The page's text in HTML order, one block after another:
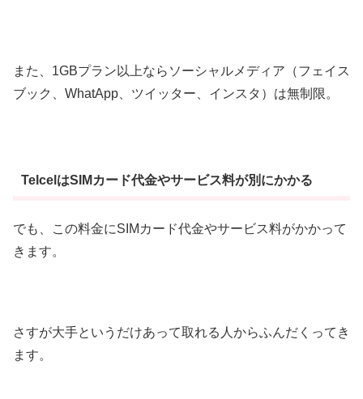
また、1GBプラン以上ならソーシャルメディア（フェイス
ブック、WhatApp、ツイッター、インスタ）は無制限。
TelcelはSIMカード代金やサービス料が別にかかる
でも、この料金にSIMカード代金やサービス料がかかって
きます。
さすが大手というだけあって取れる人からふんだくってき
ます。